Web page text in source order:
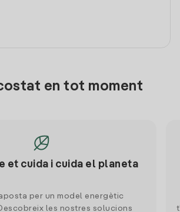
en tot moment
et cuida i cuida el planeta
per un model energètic
les nostres solucions